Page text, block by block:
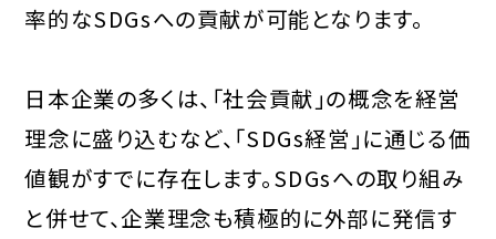
率的なSDGsへの貢献が可能となります。
日本企業の多くは、「社会貢献」の概念を経営
理念に盛り込むなど、「SDGs経営」に通じる価
値観がすでに存在します。SDGsへの取り組み
と併せて、企業理念も積極的に外部に発信す